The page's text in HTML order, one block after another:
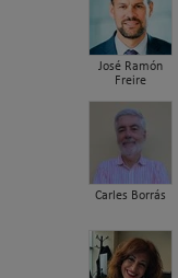
José Ramón
Freire
Carles Borrás